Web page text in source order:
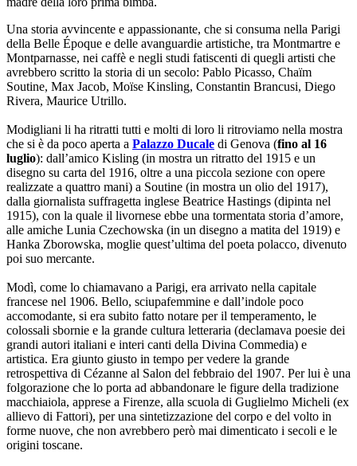
Una storia avvincente e appassionante, che si consuma nella Parigi
della Belle Époque e delle avanguardie artistiche, tra Montmartre e
Montparnasse, nei caffè e negli studi fatiscenti di quegli artisti che
avrebbero scritto la storia di un secolo: Pablo Picasso, Chaïm
Soutine, Max Jacob, Moïse Kinsling, Constantin Brancusi, Diego
Rivera, Maurice Utrillo.
Modigliani li ha ritratti tutti e molti di loro li ritroviamo nella mostra
che si è da poco aperta a Palazzo Ducale di Genova (fino al 16
luglio): dall’amico Kisling (in mostra un ritratto del 1915 e un
disegno su carta del 1916, oltre a una piccola sezione con opere
realizzate a quattro mani) a Soutine (in mostra un olio del 1917),
dalla giornalista suffragetta inglese Beatrice Hastings (dipinta nel
1915), con la quale il livornese ebbe una tormentata storia d’amore,
alle amiche Lunia Czechowska (in un disegno a matita del 1919) e
Hanka Zborowska, moglie quest’ultima del poeta polacco, divenuto
poi suo mercante.
Modì, come lo chiamavano a Parigi, era arrivato nella capitale
francese nel 1906. Bello, sciupafemmine e dall’indole poco
accomodante, si era subito fatto notare per il temperamento, le
colossali sbornie e la grande cultura letteraria (declamava poesie dei
grandi autori italiani e interi canti della Divina Commedia) e
artistica. Era giunto giusto in tempo per vedere la grande
retrospettiva di Cézanne al Salon del febbraio del 1907. Per lui è una
folgorazione che lo porta ad abbandonare le figure della tradizione
macchiaiola, apprese a Firenze, alla scuola di Guglielmo Micheli (ex
allievo di Fattori), per una sintetizzazione del corpo e del volto in
forme nuove, che non avrebbero però mai dimenticato i secoli e le
origini toscane.